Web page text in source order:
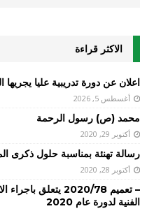
الاكثر قراءة
اعلان عن دورة تدريبية عليا يجريها
أغسطس 5, 2026
محمد (ص) رسول الرحمة
أكتوبر 29, 2020
رسالة تهنئة بمناسبة حلول ذكرى
أكتوبر 28, 2020
– تعميم 2020/78
الفنية لدورة عام 2020